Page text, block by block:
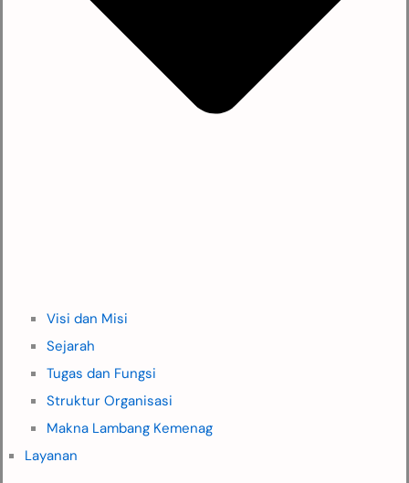
Visi dan Misi
Sejarah
Tugas dan Fungsi
Struktur Organisasi
Makna Lambang Kemenag
Layanan